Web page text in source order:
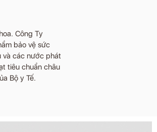
Công Ty
bảo vệ sức
và các nước phát
tiêu chuẩn châu
Bộ y Tế.